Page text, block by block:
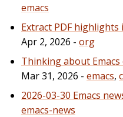
emacs
Extract PDF
Apr 2, 2026 - org
Thinking about
Mar 31, 2026 - emacs,
2026-03-30 Emacs
emacs-news